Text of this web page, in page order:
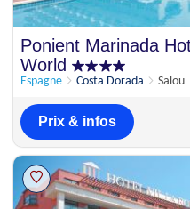
Ponient Marinada
World
Espagne Costa Dorada Salou
Prix & infos